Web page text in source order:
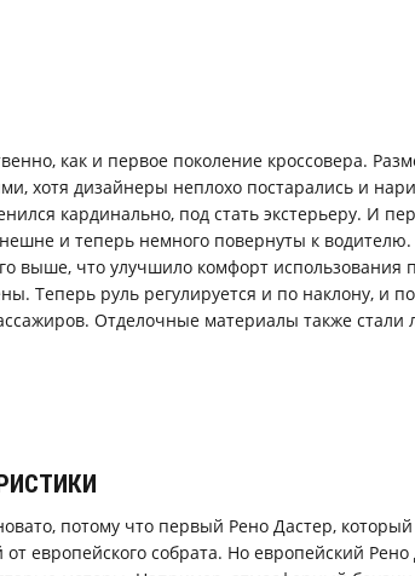
как и первое поколение кроссовера.
хотя дизайнеры неплохо постарались и
кардинально, под стать экстерьеру. И
и теперь немного повернуты к
выше, что улучшило комфорт использования
Теперь руль регулируется и по наклону, и
Отделочные материалы также стали
потому что первый Рено Дастер, который
европейского собрата. Но европейский Рено